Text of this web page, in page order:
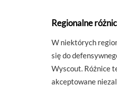
Regionalne
W niektórych
się do
Wyscout. Różnice
akceptowane